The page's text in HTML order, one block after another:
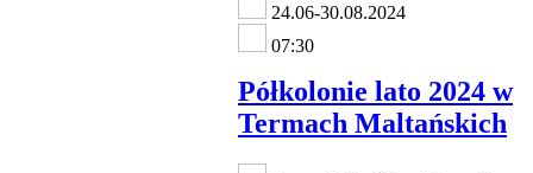
24.06-30.08.2024
07:30
Półkolonie lato 2024 w
Termach Maltańskich